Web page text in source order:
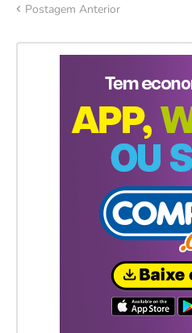
Postagem Anterior